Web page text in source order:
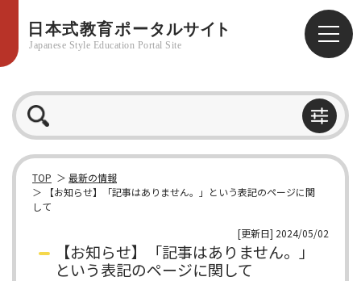
TOP
最新の情報
【お知らせ】「記事はありません。」という表記のページに関
して
[更新日] 2024/05/02
【お知らせ】「記事はありません。」
という表記のページに関して